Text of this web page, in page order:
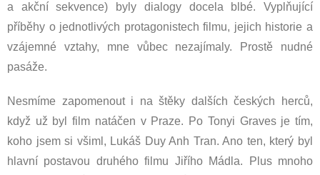
a akční sekvence) byly dialogy docela blbé. Vyplňující
příběhy o jednotlivých protagonistech filmu, jejich historie a
vzájemné vztahy, mne vůbec nezajímaly. Prostě nudné
pasáže.
Nesmíme zapomenout i na štěky dalších českých herců,
když už byl film natáčen v Praze. Po Tonyi Graves je tím,
koho jsem si všiml, Lukáš Duy Anh Tran. Ano ten, který byl
hlavní postavou druhého filmu Jiřího Mádla. Plus mnoho